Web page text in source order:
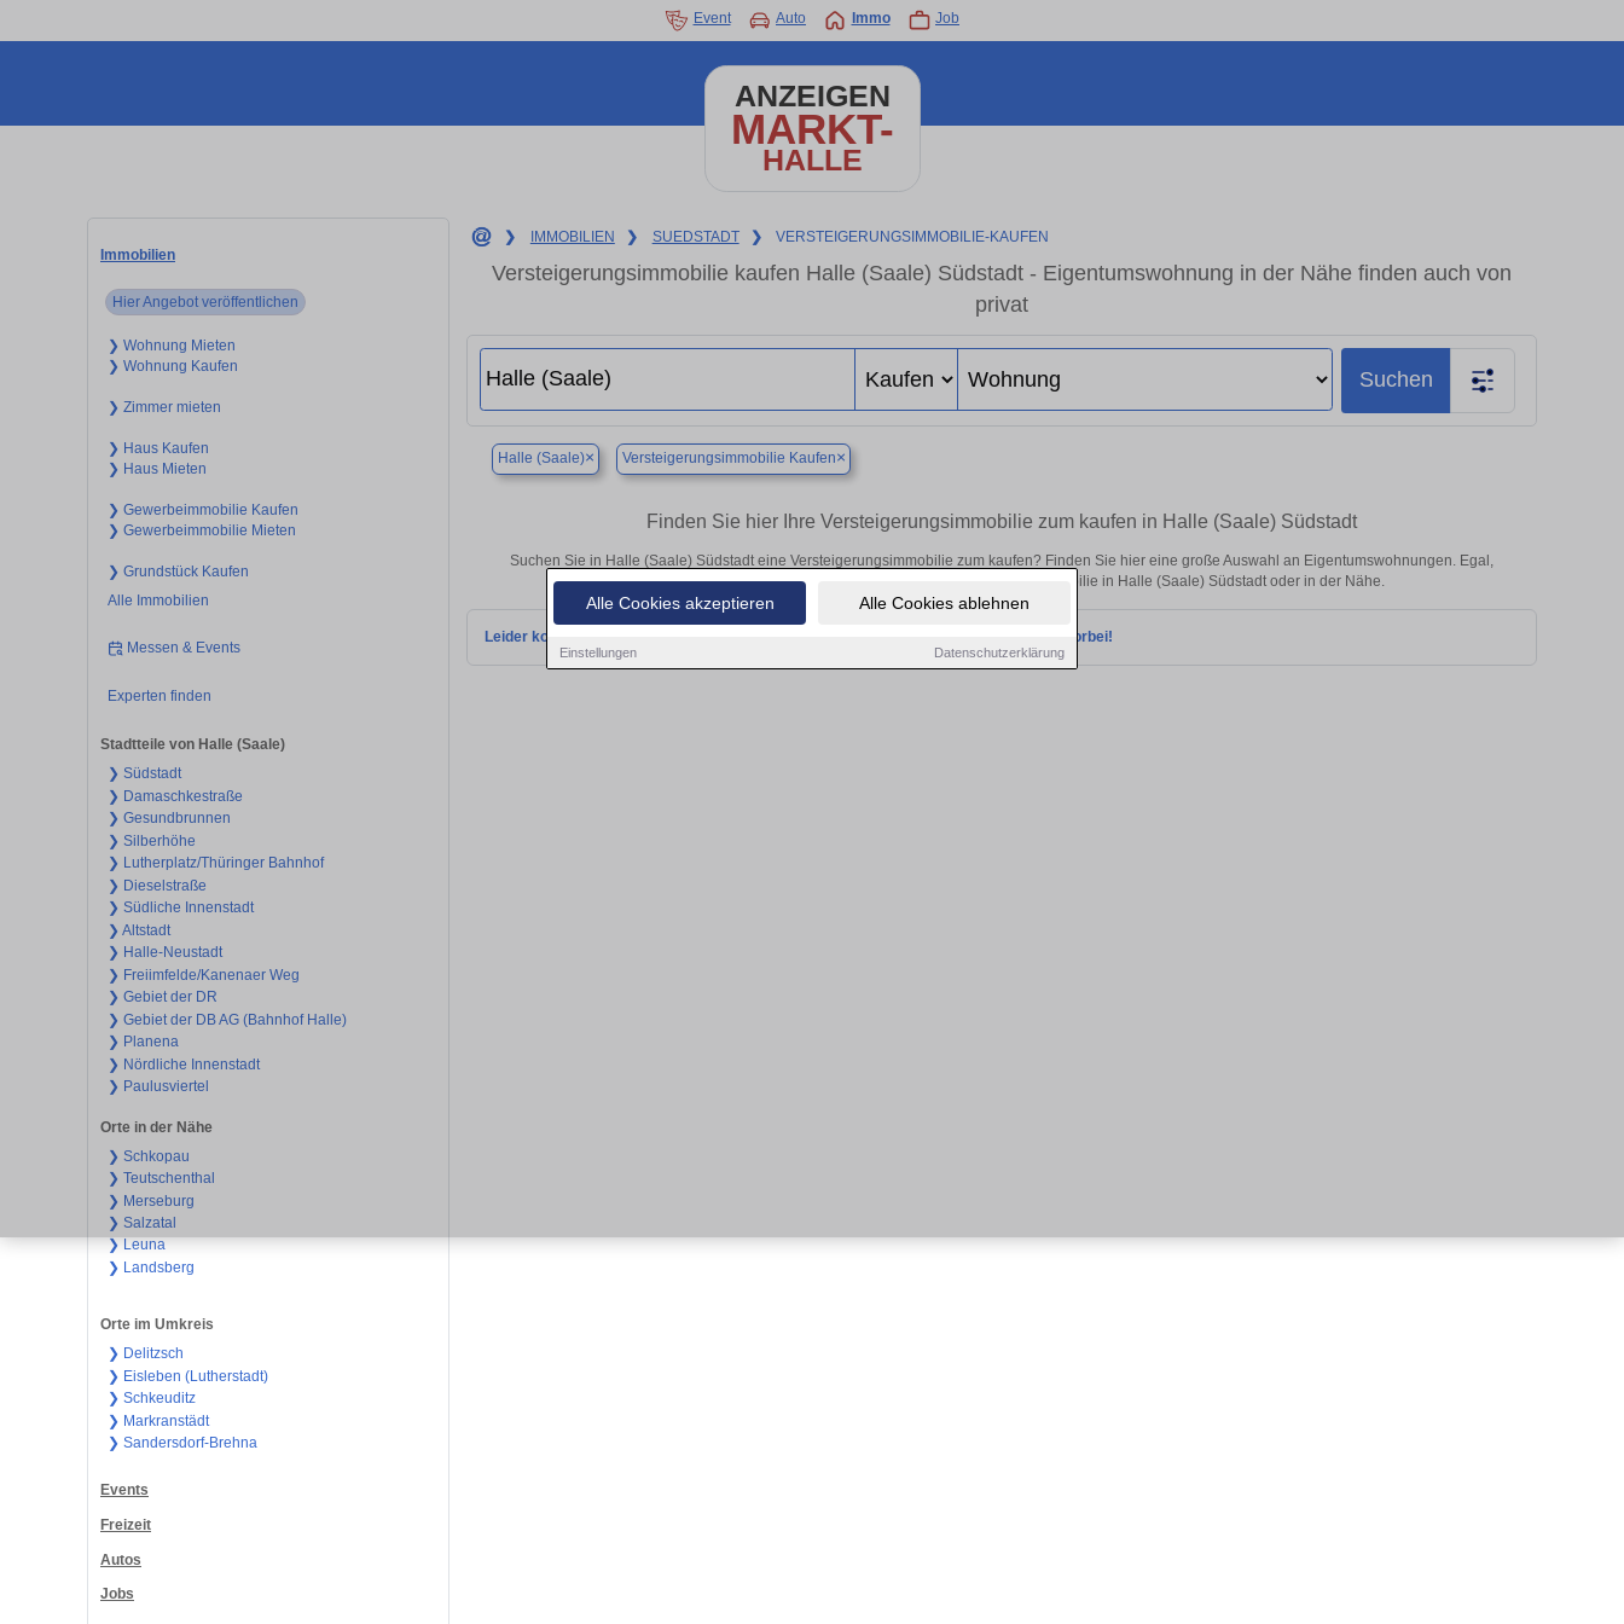
Alle Cookies akzeptieren Alle Cookies ablehnen
Einstellungen Datenschutzerklärung
Event Auto Immo Job
ANZEIGEN
MARKT-
HALLE
Immobilien
Hier Angebot veröffentlichen
❯ Wohnung Mieten
❯ Wohnung Kaufen
❯ Zimmer mieten
❯ Haus Kaufen
❯ Haus Mieten
❯ Gewerbeimmobilie Kaufen
❯ Gewerbeimmobilie Mieten
❯ Grundstück Kaufen
Alle Immobilien
Messen & Events
Experten finden
Stadtteile von Halle (Saale)
❯ Südstadt
❯ Damaschkestraße
❯ Gesundbrunnen
❯ Silberhöhe
❯ Lutherplatz/Thüringer Bahnhof
❯ Dieselstraße
❯ Südliche Innenstadt
❯ Altstadt
❯ Halle-Neustadt
❯ Freiimfelde/Kanenaer Weg
❯ Gebiet der DR
❯ Gebiet der DB AG (Bahnhof Halle)
❯ Planena
❯ Nördliche Innenstadt
❯ Paulusviertel
Orte in der Nähe
❯ Schkopau
❯ Teutschenthal
❯ Merseburg
❯ Salzatal
❯ Leuna
❯ Landsberg
Orte im Umkreis
❯ Delitzsch
❯ Eisleben (Lutherstadt)
❯ Schkeuditz
❯ Markranstädt
❯ Sandersdorf-Brehna
Events
Freizeit
Autos
Jobs
❯ IMMOBILIEN ❯ SUEDSTADT ❯ VERSTEIGERUNGSIMMOBILIE-KAUFEN
Versteigerungsimmobilie kaufen Halle (Saale) Südstadt - Eigentumswohnung in der Nähe finden auch von
privat
Suchen
Halle (Saale)× Versteigerungsimmobilie Kaufen×
Finden Sie hier Ihre Versteigerungsimmobilie zum kaufen in Halle (Saale) Südstadt
Suchen Sie in Halle (Saale) Südstadt eine Versteigerungsimmobilie zum kaufen? Finden Sie hier eine große Auswahl an Eigentumswohnungen. Egal,
ob als Kapitalanlage oder zur Vermietung – hier finden Sie Ihre Immobilie in Halle (Saale) Südstadt oder in der Nähe.
Leider konnten wir derzeit keine passenden Objekte finden. Schauen Sie bald wieder vorbei!